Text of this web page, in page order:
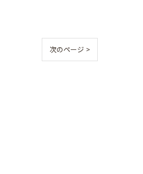
次のページ >